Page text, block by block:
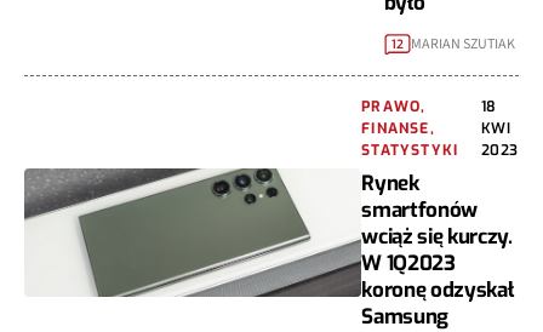
12 MARIAN SZUTIAK
PRAWO,
FINANSE,
STATYSTYKI
18
KWI
2023
Rynek
smartfonów
wciąż się kurczy.
W 1Q2023
koronę odzyskał
Samsung